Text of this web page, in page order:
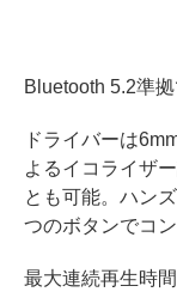
Bluetooth 5.2準
ドライバーは
よるイコライザ
とも可能。ハン
つのボタンでコ
最大連続再生時